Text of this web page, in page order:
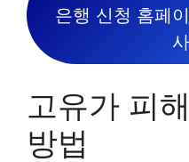
은행 신청 홈페
고유가 피
방법